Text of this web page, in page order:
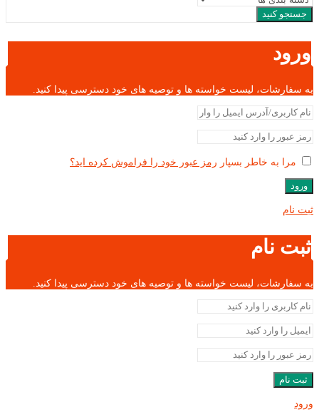
جستجو کنید
ورود
به سفارشات، لیست خواسته ها و توصیه های خود دسترسی پیدا کنید.
مرا به خاطر بسپار رمز عبور خود را فراموش کرده اید؟
ورود
ثبت نام
ثبت نام
به سفارشات، لیست خواسته ها و توصیه های خود دسترسی پیدا کنید.
ثبت نام
ورود